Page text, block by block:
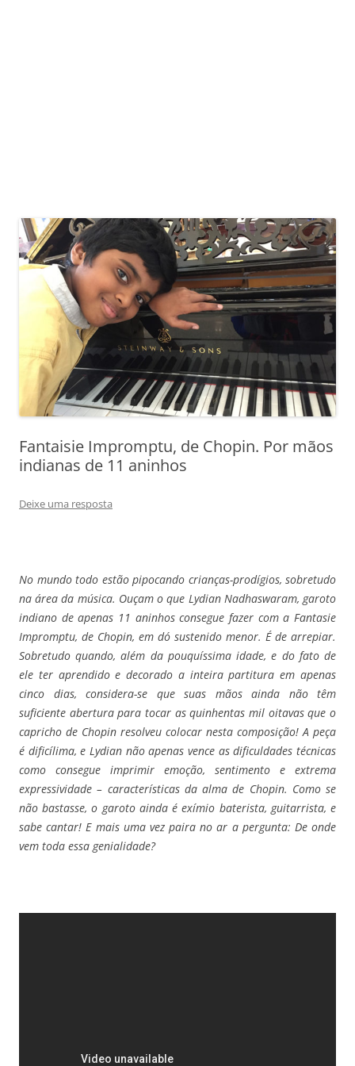
Fantaisie Impromptu, de Chopin. Por mãos
indianas de 11 aninhos
Deixe uma resposta
No mundo todo estão pipocando crianças-prodígios, sobretudo
na área da música. Ouçam o que Lydian Nadhaswaram, garoto
indiano de apenas 11 aninhos consegue fazer com a Fantasie
Impromptu, de Chopin, em dó sustenido menor. É de arrepiar.
Sobretudo quando, além da pouquíssima idade, e do fato de
ele ter aprendido e decorado a inteira partitura em apenas
cinco dias, considera-se que suas mãos ainda não têm
suficiente abertura para tocar as quinhentas mil oitavas que o
capricho de Chopin resolveu colocar nesta composição! A peça
é dificílima, e Lydian não apenas vence as dificuldades técnicas
como consegue imprimir emoção, sentimento e extrema
expressividade – características da alma de Chopin. Como se
não bastasse, o garoto ainda é exímio baterista, guitarrista, e
sabe cantar!E mais uma vez paira no ar a pergunta: De onde
vem toda essa genialidade?